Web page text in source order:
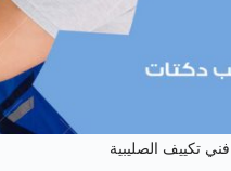
فني تكييف الصليبية